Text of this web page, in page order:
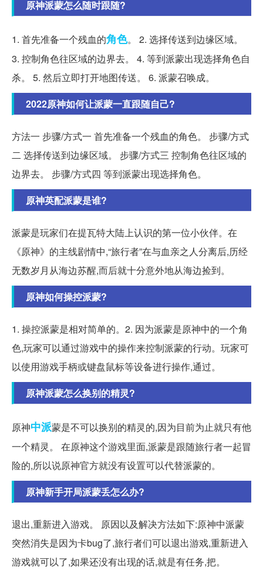
原神派蒙怎么随时跟随?
1. 首先准备一个残血的角色。 2. 选择传送到边缘区域。
3. 控制角色往区域的边界去。 4. 等到派蒙出现选择角色自
杀。 5. 然后立即打开地图传送。 6. 派蒙召唤成。
2022原神如何让派蒙一直跟随自己?
方法一 步骤/方式一 首先准备一个残血的角色。 步骤/方式
二 选择传送到边缘区域。 步骤/方式三 控制角色往区域的
边界去。 步骤/方式四 等到派蒙出现选择角色。
原神英配派蒙是谁?
派蒙是玩家们在提瓦特大陆上认识的第一位小伙伴。在
《原神》的主线剧情中,“旅行者”在与血亲之人分离后,历经
无数岁月从海边苏醒,而后就十分意外地从海边捡到。
原神如何操控派蒙?
1. 操控派蒙是相对简单的。2. 因为派蒙是原神中的一个角
色,玩家可以通过游戏中的操作来控制派蒙的行动。玩家可
以使用游戏手柄或键盘鼠标等设备进行操作,通过。
原神派蒙怎么换别的精灵?
原神中派蒙是不可以换别的精灵的,因为目前为止就只有他
一个精灵。 在原神这个游戏里面,派蒙是跟随旅行者一起冒
险的,所以说原神官方就没有设置可以代替派蒙的。
原神新手开局派蒙丢怎么办?
退出,重新进入游戏。 原因以及解决方法如下:原神中派蒙
突然消失是因为卡bug了,旅行者们可以退出游戏,重新进入
游戏就可以了,如果还没有出现的话,就是有任务,把。